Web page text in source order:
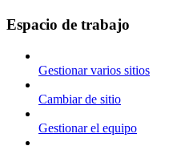
Espacio de trabajo
Gestionar varios sitios
Cambiar de sitio
Gestionar el equipo